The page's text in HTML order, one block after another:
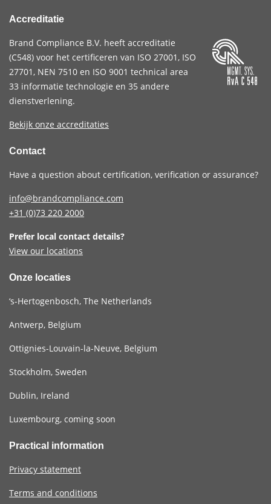
Accreditatie
Brand Compliance B.V. heeft accreditatie
(C548) voor het certificeren van ISO 27001, ISO
27701, NEN 7510 en ISO 9001 technical area
33 informatie technologie en 35 andere
dienstverlening.
Bekijk onze accreditaties
Contact
Have a question about certification, verification or assurance?
info@brandcompliance.com
+31 (0)73 220 2000
Prefer local contact details?
View our locations
Onze locaties
‘s-Hertogenbosch, The Netherlands
Antwerp, Belgium
Ottignies-Louvain-la-Neuve, Belgium
Stockholm, Sweden
Dublin, Ireland
Luxembourg, coming soon
Practical information
Privacy statement
Terms and conditions